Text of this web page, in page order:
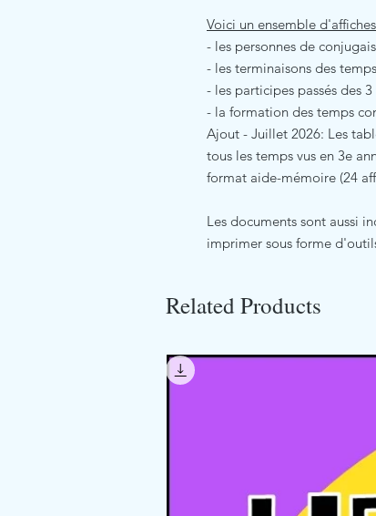
Voici un ensemble
- les personnes de
- les terminaisons des
- les participes passés des
- la formation des temps
Ajout - Juillet 2026: Les
tous les temps vus en 3e
format aide-mémoire (24
Les documents sont aussi
imprimer sous forme
Related Products